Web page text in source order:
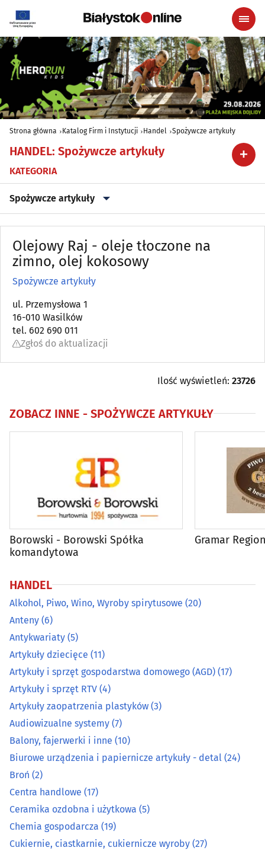
Strona główna Katalog Firm i Instytucji Handel Spożywcze artykuły
HANDEL: Spożywcze artykuły
KATEGORIA
Spożywcze artykuły
Alkohol, Piwo, Wino, Wyroby spirytusowe(20)
Anteny(6)
Antykwariaty (5)
Artykuły dziecięce
Artykuły i sprzęt gospodarstwa domowego (AGD)
Artykuły zaopatrzenia plastyków(3)
Balony, fajerwerki i inne(10)
Biurowe urządzenia i papiernicze artykuły - detal
Broń(2)
Centra handlowe
Ceramika ozdobna i użytkowa
Chemia gospodarcza
Cukiernie, ciastkarnie, cukiernicze wyroby
(13)
Dewocjonalia, artykuły komunijne, do chrztu
Dodatki krawieckie (6)
Elektronarzędzia
Elektroniczne artykuły i sprzęt (22)
Elektrotechniczne artykuły
Olejowy Raj - oleje tłoczone na
zimno, olej kokosowy
Spożywcze artykuły
ul. Przemysłowa 1
16-010 Wasilków
tel. 602 690 011
Zgłoś do aktualizacji
Ilość wyświetleń: 23726
ZOBACZ INNE - SPOŻYWCZE ARTYKUŁY
Borowski - Borowski Spółka
komandytowa
Gramar
HANDEL
Alkohol, Piwo, Wino, Wyroby spirytusowe (20)
Anteny (6)
Antykwariaty (5)
Artykuły dziecięce (11)
Artykuły i sprzęt gospodarstwa domowego (AGD) (17)
Artykuły i sprzęt RTV (4)
Artykuły zaopatrzenia plastyków (3)
Audiowizualne systemy (7)
Balony, fajerwerki i inne (10)
Biurowe urządzenia i papiernicze artykuły - detal (24)
Broń (2)
Centra handlowe (17)
Ceramika ozdobna i użytkowa (5)
Chemia gospodarcza (19)
Cukiernie, ciastkarnie, cukiernicze wyroby (27)